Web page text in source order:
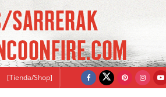
[Tienda/Shop]